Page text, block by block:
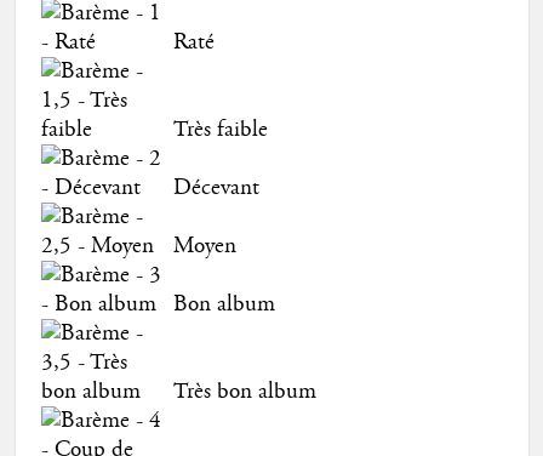
Raté
Très faible
Décevant
Moyen
Bon album
Très bon album